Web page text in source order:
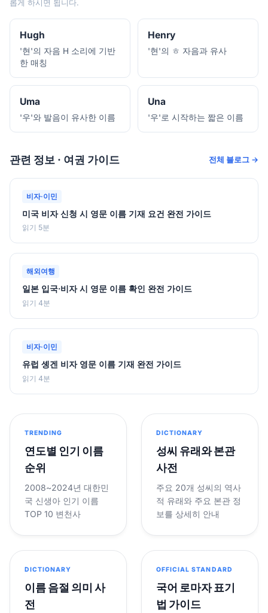
롭게 하시면 됩니다.
Hugh
'현'의 자음 H 소리에 기반
한 매칭
Henry
'현'의 ㅎ 자음과 유사
Uma
'우'와 발음이 유사한 이름
Una
'우'로 시작하는 짧은 이름
관련 정보 · 여권 가이드 전체 블로그 →
비자·이민
미국 비자 신청 시 영문 이름 기재 요건 완전 가이드
읽기 5분
해외여행
일본 입국·비자 시 영문 이름 확인 완전 가이드
읽기 4분
비자·이민
유럽 솅겐 비자 영문 이름 기재 완전 가이드
읽기 4분
TRENDING
연도별 인기 이름
순위
2008~2024년 대한민
국 신생아 인기 이름
TOP 10 변천사
DICTIONARY
성씨 유래와 본관
사전
주요 20개 성씨의 역사
적 유래와 주요 본관 정
보를 상세히 안내
DICTIONARY
이름 음절 의미 사
전
OFFICIAL STANDARD
국어 로마자 표기
법 가이드